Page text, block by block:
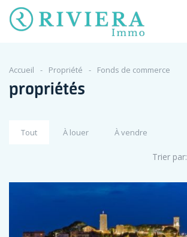
Accueil Propriété Fonds de commerce
propriétés
Tout À louer À vendre
Trier par: